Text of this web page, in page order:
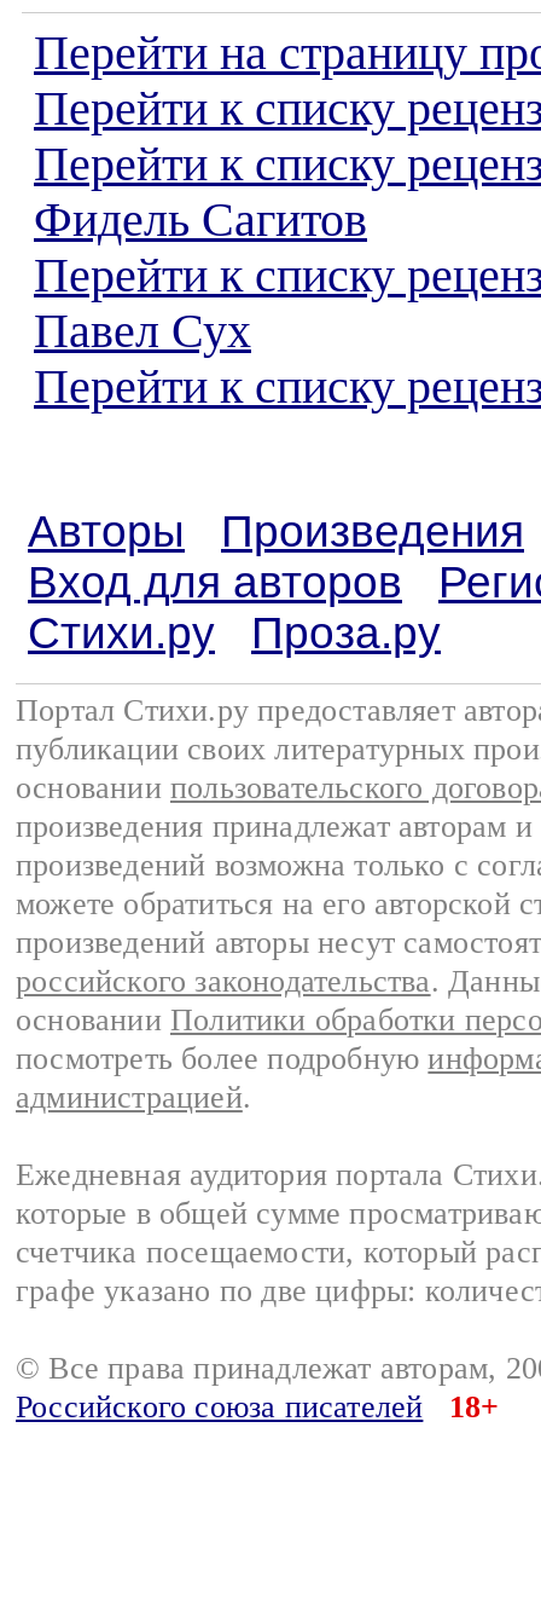
Перейти на страницу
Перейти к списку
Перейти к списку
Фидель Сагитов
Перейти к списку
Павел Сух
Перейти к списку
Авторы
Произведения
Вход для авторов
Стихи.ру
Проза.ру
Портал Стихи.ру предоставляет
публикации своих литературных
основании пользовательского
произведения принадлежат авторам
произведений возможна только с
можете обратиться на его авторской
произведений авторы несут
российского законодательства.
основании Политики обработки
посмотреть более подробную
администрацией.
Ежедневная аудитория портала
которые в общей сумме
счетчика посещаемости, который
графе указано по две цифры:
© Все права принадлежат авторам,
Российского союза писателей
18+